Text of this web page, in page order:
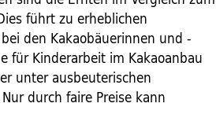
führt zu erheblichen
den Kakaobäuerinnen und -
für Kinderarbeit im Kakaoanbau
unter ausbeuterischen
durch faire Preise kann